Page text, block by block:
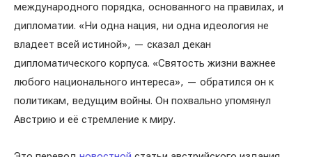
международного порядка, основанного на правилах, и
дипломатии. «Ни одна нация, ни одна идеология не
владеет всей истиной», — сказал декан
дипломатического корпуса. «Святость жизни важнее
любого национального интереса», — обратился он к
политикам, ведущим войны. Он похвально упомянул
Австрию и её стремление к миру.